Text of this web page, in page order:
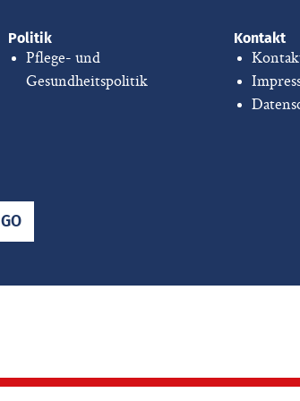
Politik
Pflege- und
Gesundheitspolitik
Kontakt
GO